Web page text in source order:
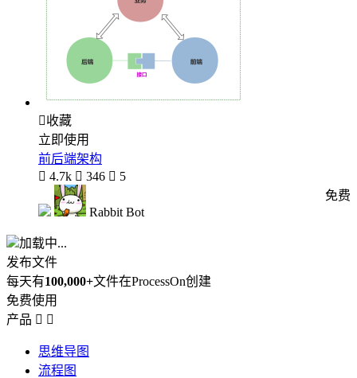
收藏
立即使用
前后端架构
 4.7k  346  5
Rabbit Bot
免费
加载中...
发布文件
每天有100,000+文件在ProcessOn创建
免费使用
产品  
思维导图
流程图